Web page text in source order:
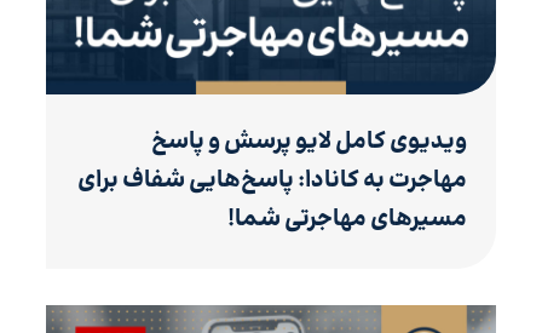
ویدیوی کامل لایو پرسش و پاسخ
مهاجرت به کانادا: پاسخ‌هایی شفاف برای
مسیرهای مهاجرتی شما!